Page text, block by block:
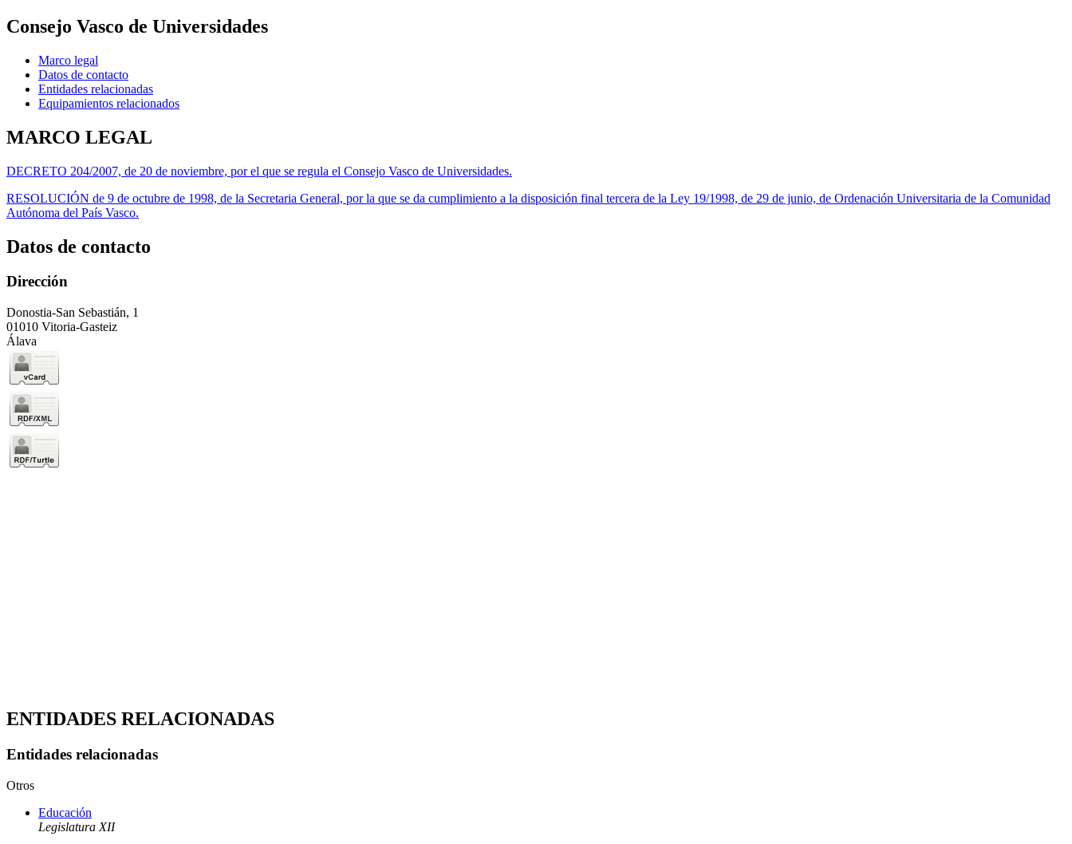
Consejo Vasco de Universidades
Marco legal
Datos de contacto
Entidades relacionadas
Equipamientos relacionados
MARCO LEGAL
DECRETO 204/2007, de 20 de noviembre, por el que se regula el Consejo Vasco de Universidades.
RESOLUCIÓN de 9 de octubre de 1998, de la Secretaria General, por la que se da cumplimiento a la disposición final tercera de la Ley 19/1998, de 29 de junio, de Ordenación Universitaria de la Comunidad
Autónoma del País Vasco.
Datos de contacto
Dirección
Donostia-San Sebastián, 1
01010 Vitoria-Gasteiz
Álava
ENTIDADES RELACIONADAS
Entidades relacionadas
Otros
Educación
Legislatura XII